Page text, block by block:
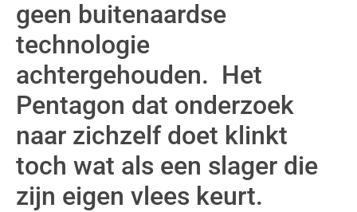
geen buitenaardse
technologie
achtergehouden. Het
Pentagon dat onderzoek
naar zichzelf doet klinkt
toch wat als een slager die
zijn eigen vlees keurt.